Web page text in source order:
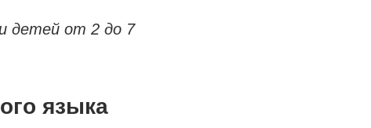
детей от 2 до 7
языка